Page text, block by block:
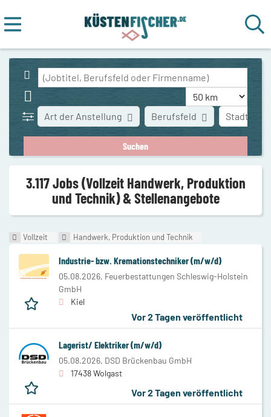
Stadt
Art der Anstellung Berufsfeld
3.117 Jobs (Vollzeit Handwerk, Produktion
und Technik) & Stellenangebote
Vollzeit Handwerk, Produktion und Technik
Industrie- bzw. Kremationstechniker (m/w/d)
05.08.2026, Feuerbestattungen Schleswig-Holstein
GmbH
Kiel
Vor 2 Tagen veröffentlicht
Lagerist/ Elektriker (m/w/d)
05.08.2026, DSD Brückenbau GmbH
17438 Wolgast
Vor 2 Tagen veröffentlicht